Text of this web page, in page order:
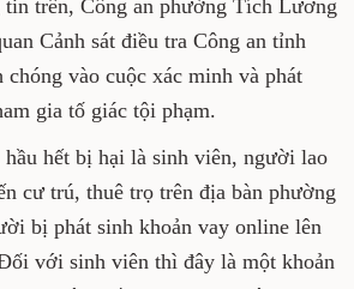
trên, Công an phường Tích Lương
Cảnh sát điều tra Công an tỉnh
chóng vào cuộc xác minh và phát
gia tố giác tội phạm.
hết bị hại là sinh viên, người lao
cư trú, thuê trọ trên địa bàn phường
bị phát sinh khoản vay online lên
với sinh viên thì đây là một khoản